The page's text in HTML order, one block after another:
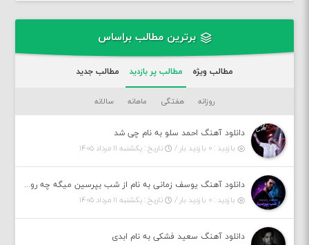
برترین مطالب براساس
مطالب ویژه مطالب پر بازدید مطالب جدید
روزانه هفتگی ماهانه سالانه
دانلود آهنگ احمد سلو به نام چی شد
بازدید : ۰ بازدید بار /
تاریخ : یکشنبه ۱۱ مرداد ۱۴۰۵
دانلود آهنگ یوسف زمانی به نام از شب بپرسین میگه چه روزگاری دارم
بازدید : ۰ بازدید بار /
تاریخ : یکشنبه ۱۱ مرداد ۱۴۰۵
دانلود آهنگ سعید فشکی به نام ابدی